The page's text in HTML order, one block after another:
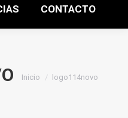
CONTACTO
Estás aquí:
Inicio logo114novo